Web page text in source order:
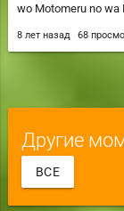
wo Motomeru no wa
8 лет назад 68
Другие
ВСЕ